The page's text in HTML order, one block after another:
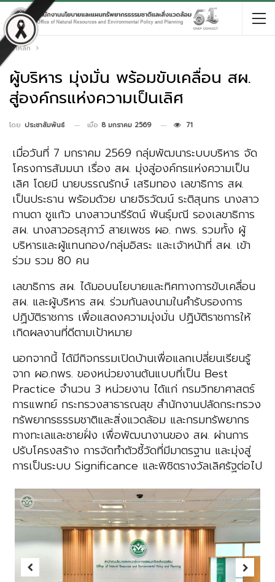
หน้าหลัก
ผู้บริหาร มุ่งมั่น พร้อมขับเคลื่อน สผ.
สู่องค์กรแห่งความเป็นเลิศ
โดย ประชาสัมพันธ์ เมื่อ 8 มกราคม 2569 71
เมื่อวันที่ 7 มกราคม 2569 กลุ่มพัฒนาระบบบริหาร จัด
โครงการสัมมนา เรื่อง สผ. มุ่งสู่องค์กรแห่งความเป็น
เลิศ โดยมี นายบรรณรักษ์ เสริมทอง เลขาธิการ สผ.
เป็นประธาน พร้อมด้วย นายจิรวัฒน์ ระติสุนทร นางสาว
กานดา ชูแก้ว นางสาวนารีรัตน์ พันธุ์มณี รองเลขาธิการ
สผ. นางสาวอรสุภาว์ สายเพชร ผอ. กพร. รวมทั้ง ผู้
บริหารและผู้แทนกอง/กลุ่มอิสระ และเจ้าหน้าที่ สผ. เข้า
ร่วม รวม 80 คน
เลขาธิการ สผ. ได้มอบนโยบายและทิศทางการขับเคลื่อน
สผ. และผู้บริหาร สผ. ร่วมกันลงนามในคำรับรองการ
ปฏิบัติราชการ เพื่อแสดงความมุ่งมั่น ปฏิบัติราชการให้
เกิดผลงานที่ดีตามเป้าหมาย
นอกจากนี้ ได้มีกิจกรรมเปิดบ้านเพื่อแลกเปลี่ยนเรียนรู้
จาก ผอ.กพร. ของหน่วยงานต้นแบบที่เป็น Best
Practice จำนวน 3 หน่วยงาน ได้แก่ กรมวิทยาศาสตร์
การแพทย์ กระทรวงสาธารณสุข สำนักงานปลัดกระทรวง
ทรัพยากรธรรมชาติและสิ่งแวดล้อม และกรมทรัพยากร
ทางทะเลและชายฝั่ง เพื่อพัฒนางานของ สผ. ผ่านการ
ปรับโครงสร้าง การจัดทำตัวชี้วัดที่มีมาตรฐาน และมุ่งสู่
การเป็นระบบ Significance และพิชิตรางวัลเลิศรัฐต่อไป